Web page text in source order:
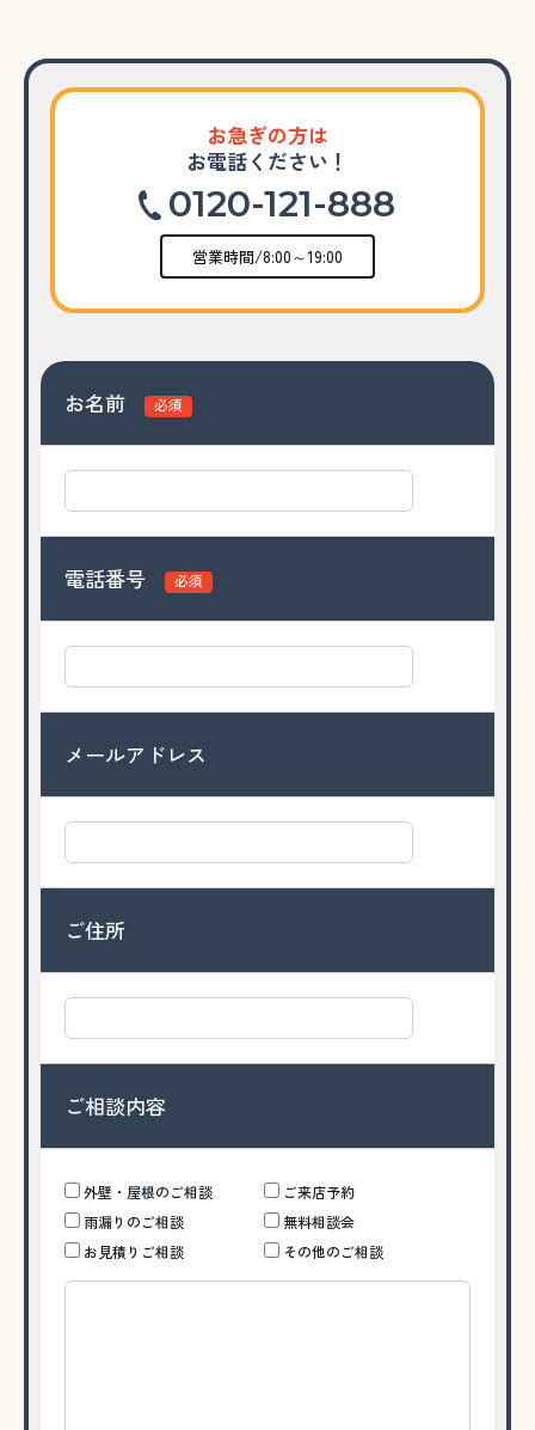
お急ぎの方は
お電話ください！
0120-121-888
営業時間/8:00～19:00
お名前 必須
電話番号 必須
メールアドレス
ご住所
ご相談内容
外壁・屋根のご相談
ご来店予約
雨漏りのご相談
無料相談会
お見積りご相談
その他のご相談